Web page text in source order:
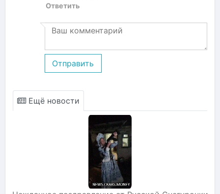
Ответить
Отправить
Ещё новости